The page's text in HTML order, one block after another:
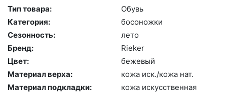
Тип товара:
Обувь
Категория:
бо­сонож­ки
Сезонность:
ле­то
Бренд:
Ri­eker
Цвет:
бе­жевый
Материал верха:
ко­жа иск./ко­жа нат.
Материал подкладки:
ко­жа ис­кусс­твен­ная